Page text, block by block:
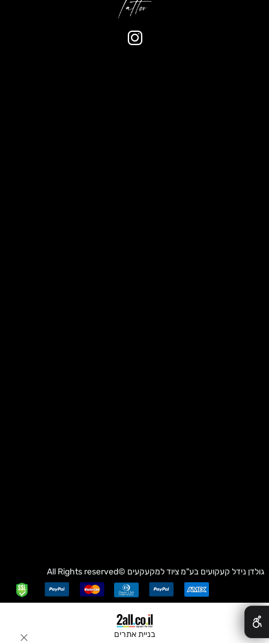
גולדן נידל קעקועים בע"מציוד למקעקעים ©All Rights reserved
בניית אתרים